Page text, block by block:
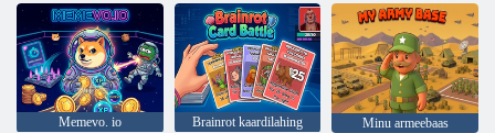
Memevo. io Brainrot kaardilahing Minu armeebaas